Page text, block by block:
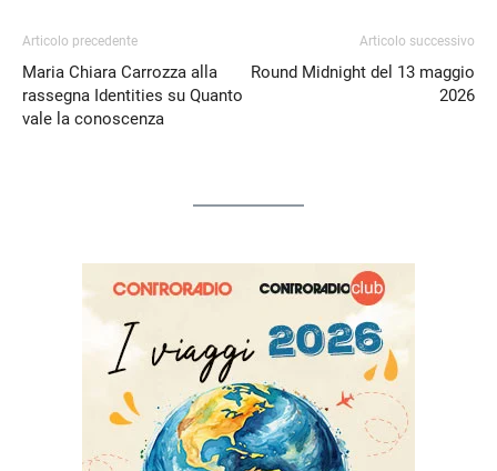
Articolo precedente
Maria Chiara Carrozza alla
rassegna Identities su Quanto
vale la conoscenza
Articolo successivo
Round Midnight del 13 maggio
2026